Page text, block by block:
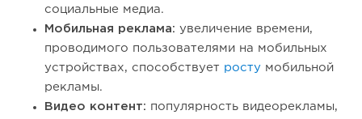
социальные медиа.
Мобильная реклама: увеличение времени,
проводимого пользователями на мобильных
устройствах, способствует росту мобильной
рекламы.
Видео контент: популярность видеорекламы,